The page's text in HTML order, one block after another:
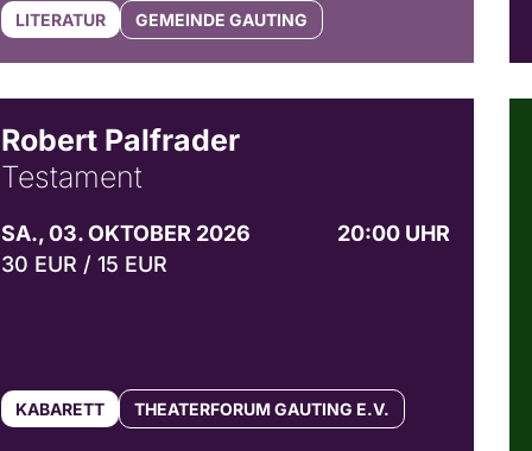
LITERATUR GEMEINDE GAUTING
Robert Palfrader
Testament
SA., 03. OKTOBER 2026
20:00 UHR
30 EUR / 15 EUR
KABARETT THEATERFORUM GAUTING E.V.